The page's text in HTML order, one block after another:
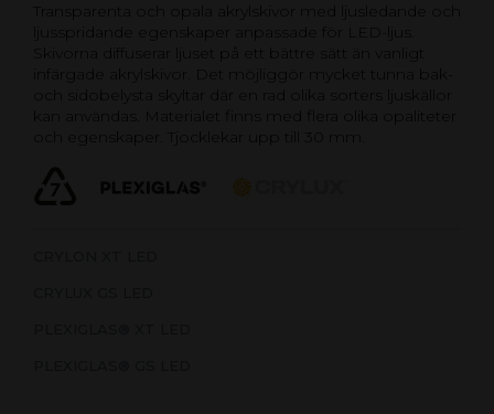
Transparenta och opala akrylskivor med ljusledande och
ljusspridande egenskaper anpassade för LED-ljus.
Skivorna diffuserar ljuset på ett bättre sätt än vanligt
infärgade akrylskivor. Det möjliggör mycket tunna bak-
och sidobelysta skyltar där en rad olika sorters ljuskällor
kan användas. Materialet finns med flera olika opaliteter
och egenskaper. Tjocklekar upp till 30 mm.